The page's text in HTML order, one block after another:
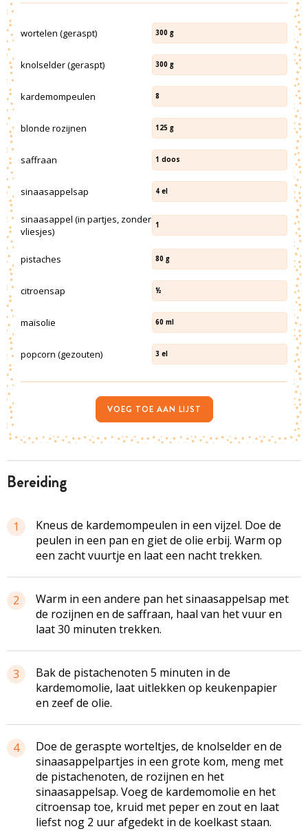
bereiding
1 Kneus de kardemompeulen in een vijzel. Doe de
peulen in een pan en giet de olie erbij. Warm op
een zacht vuurtje en laat een nacht trekken.
2
Warm in een andere pan het sinaasappelsap met
de rozijnen en de saffraan, haal van het vuur en
laat 30 minuten trekken.
3
Bak de pistachenoten 5 minuten in de
kardemomolie, laat uitlekken op keukenpapier
en zeef de olie.
4 Doe de geraspte worteltjes, de knolselderen de
sinaasappelpartjes in een grote kom, meng met
de pistachenoten, de rozijnen en het
sinaasappelsap. Voeg de kardemomolie en het
citroensap toe, kruid met peper en zout en laat
liefst nog 2 uur afgedekt in de koelkast staan.
wortelen (geraspt) 300 g
knolselder (geraspt) 300 g
kardemompeulen 8
blonde rozijnen 125 g
saffraan 1 doos
sinaasappelsap 4 el
sinaasappel (in partjes, zonder
vliesjes)
1
pistaches 80 g
citroensap ½
maïsolie 60 ml
popcorn (gezouten) 3 el
VOEG TOE AAN LIJST